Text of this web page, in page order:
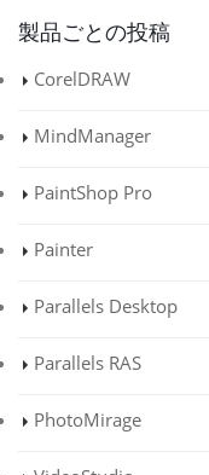
製品ごとの投稿
CorelDRAW
MindManager
PaintShop Pro
Painter
Parallels Desktop
Parallels RAS
PhotoMirage